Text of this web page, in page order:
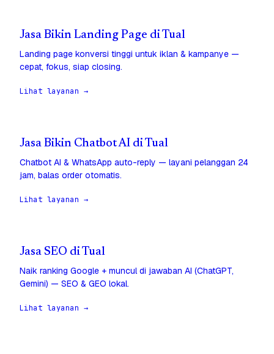
Jasa Bikin Landing Page di Tual
Landing page konversi tinggi untuk iklan & kampanye —
cepat, fokus, siap closing.
Lihat layanan →
Jasa Bikin Chatbot AI di Tual
Chatbot AI & WhatsApp auto-reply — layani pelanggan 24
jam, balas order otomatis.
Lihat layanan →
Jasa SEO di Tual
Naik ranking Google + muncul di jawaban AI (ChatGPT,
Gemini) — SEO & GEO lokal.
Lihat layanan →